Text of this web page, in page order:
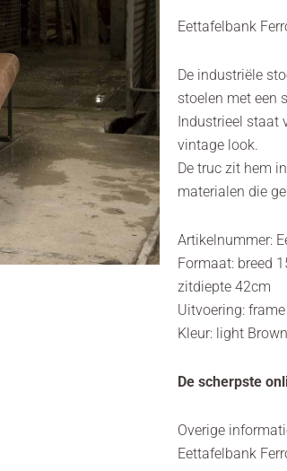
Eettafelbank
De industriële
stoelen met een
Industrieel staat
vintage look.
De truc zit hem
materialen die
Artikelnummer:
Formaat: breed
zitdiepte 42cm
Uitvoering:
Kleur: light Brown
De scherpste
Overige
Eettafelbank